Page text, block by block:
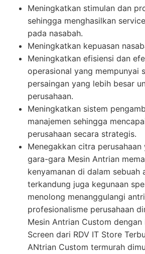
Meningkatkan stimulan dan
sehingga menghasilkan
pada nasabah.
Meningkatkan kepuasan
Meningkatkan efisiensi dan
operasional yang mempunyai
persaingan yang lebih besar
perusahaan.
Meningkatkan sistem
manajemen sehingga
perusahaan secara strategis.
Menegakkan citra
gara-gara Mesin Antrian
kenyamanan di dalam sebuah
terkandung juga kegunaan
menolong menanggulangi
profesionalisme perusahaan
Mesin Antrian Custom
Screen dari RDV IT Store
ANtrian Custom termurah